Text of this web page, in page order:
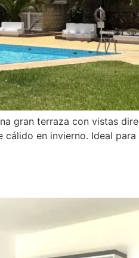
gran terraza con vistas
en invierno. Ideal